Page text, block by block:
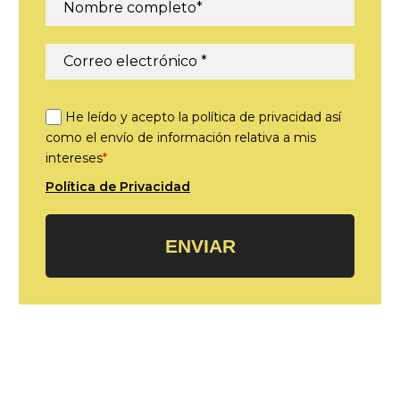
He leído y acepto la política de privacidad así
como el envío de información relativa a mis
intereses*
Política de Privacidad
ENVIAR